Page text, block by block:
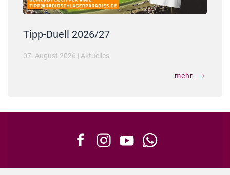
Tipp-Duell 2026/27
07. August 2026 | Aktuelles
mehr